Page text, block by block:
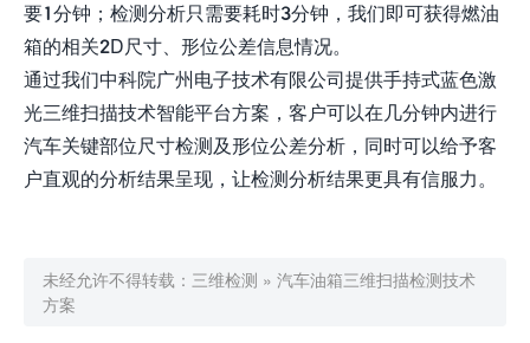
要1分钟；检测分析只需要耗时3分钟，我们即可获得燃油
箱的相关2D尺寸、形位公差信息情况。
通过我们中科院广州电子技术有限公司提供手持式蓝色激
光三维扫描技术智能平台方案，客户可以在几分钟内进行
汽车关键部位尺寸检测及形位公差分析，同时可以给予客
户直观的分析结果呈现，让检测分析结果更具有信服力。
未经允许不得转载： 三维检测 » 汽车油箱三维扫描检测技术
方案